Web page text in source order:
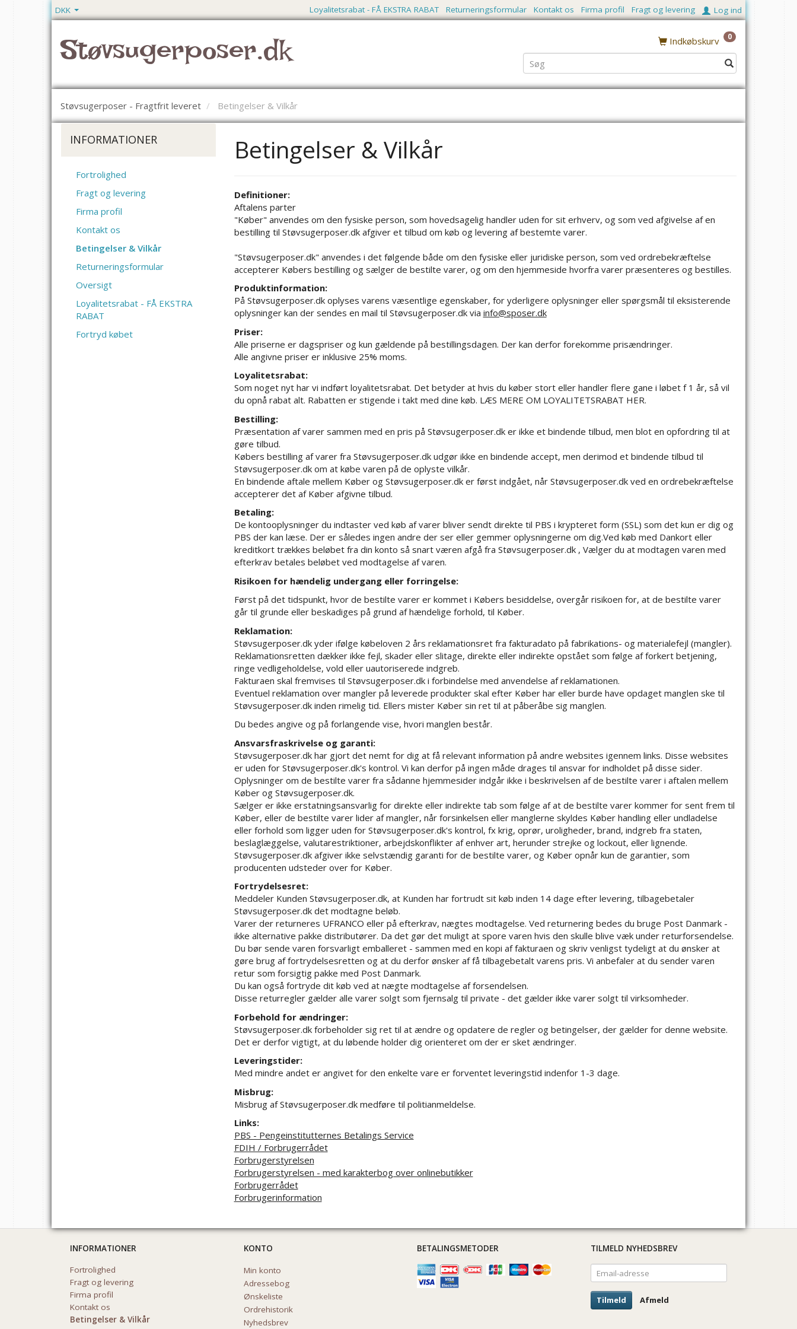
DKK Log ind
Fragt og levering
Firma profil
Kontakt os
Returneringsformular
Loyalitetsrabat - FÅ EKSTRA RABAT
Støvsugerposer.dk Indkøbskurv 0
Støvsugerposer - Fragtfrit leveret Betingelser & Vilkår
INFORMATIONER
Fortrolighed
Fragt og levering
Firma profil
Kontakt os
Betingelser & Vilkår
Returneringsformular
Oversigt
Loyalitetsrabat - FÅ EKSTRA
RABAT
Fortryd købet
Betingelser & Vilkår
Definitioner:
Aftalens parter
"Køber" anvendes om den fysiske person, som hovedsagelig handler uden for sit erhverv, og som ved afgivelse af en
bestilling til Støvsugerposer.dk afgiver et tilbud om køb og levering af bestemte varer.
"Støvsugerposer.dk" anvendes i det følgende både om den fysiske eller juridiske person, som ved ordrebekræftelse
accepterer Købers bestilling og sælger de bestilte varer, og om den hjemmeside hvorfra varer præsenteres og bestilles.
Produktinformation:
På Støvsugerposer.dk oplyses varens væsentlige egenskaber, for yderligere oplysninger eller spørgsmål til eksisterende
oplysninger kan der sendes en mail til Støvsugerposer.dk via info@sposer.dk
Priser:
Alle priserne er dagspriser og kun gældende på bestillingsdagen. Der kan derfor forekomme prisændringer.
Alle angivne priser er inklusive 25% moms.
Loyalitetsrabat:
Som noget nyt har vi indført loyalitetsrabat. Det betyder at hvis du køber stort eller handler flere gane i løbet f 1 år, så vil
du opnå rabat alt. Rabatten er stigende i takt med dine køb. LÆS MERE OM LOYALITETSRABAT HER.
Bestilling:
Præsentation af varer sammen med en pris på Støvsugerposer.dk er ikke et bindende tilbud, men blot en opfordring til at
gøre tilbud.
Købers bestilling af varer fra Støvsugerposer.dk udgør ikke en bindende accept, men derimod et bindende tilbud til
Støvsugerposer.dk om at købe varen på de oplyste vilkår.
En bindende aftale mellem Køber og Støvsugerposer.dk er først indgået, når Støvsugerposer.dk ved en ordrebekræftelse
accepterer det af Køber afgivne tilbud.
Betaling:
De kontooplysninger du indtaster ved køb af varer bliver sendt direkte til PBS i krypteret form (SSL) som det kun er dig og
PBS der kan læse. Der er således ingen andre der ser eller gemmer oplysningerne om dig.Ved køb med Dankort eller
kreditkort trækkes beløbet fra din konto så snart væren afgå fra Støvsugerposer.dk , Vælger du at modtagen varen med
efterkrav betales beløbet ved modtagelse af varen.
Risikoen for hændelig undergang eller forringelse:
Først på det tidspunkt, hvor de bestilte varer er kommet i Købers besiddelse, overgår risikoen for, at de bestilte varer
går til grunde eller beskadiges på grund af hændelige forhold, til Køber.
Reklamation:
Støvsugerposer.dk yder ifølge købeloven 2 års reklamationsret fra fakturadato på fabrikations- og materialefejl (mangler).
Reklamationsretten dækker ikke fejl, skader eller slitage, direkte eller indirekte opstået som følge af forkert betjening,
ringe vedligeholdelse, vold eller uautoriserede indgreb.
Fakturaen skal fremvises til Støvsugerposer.dk i forbindelse med anvendelse af reklamationen.
Eventuel reklamation over mangler på leverede produkter skal efter Køber har eller burde have opdaget manglen ske til
Støvsugerposer.dk inden rimelig tid. Ellers mister Køber sin ret til at påberåbe sig manglen.
Du bedes angive og på forlangende vise, hvori manglen består.
Ansvarsfraskrivelse og garanti:
Støvsugerposer.dk har gjort det nemt for dig at få relevant information på andre websites igennem links. Disse websites
er uden for Støvsugerposer.dk's kontrol. Vi kan derfor på ingen måde drages til ansvar for indholdet på disse sider.
Oplysninger om de bestilte varer fra sådanne hjemmesider indgår ikke i beskrivelsen af de bestilte varer i aftalen mellem
Køber og Støvsugerposer.dk.
Sælger er ikke erstatningsansvarlig for direkte eller indirekte tab som følge af at de bestilte varer kommer for sent frem til
Køber, eller de bestilte varer lider af mangler, når forsinkelsen eller manglerne skyldes Køber handling eller undladelse
eller forhold som ligger uden for Støvsugerposer.dk's kontrol, fx krig, oprør, uroligheder, brand, indgreb fra staten,
beslaglæggelse, valutarestriktioner, arbejdskonflikter af enhver art, herunder strejke og lockout, eller lignende.
Støvsugerposer.dk afgiver ikke selvstændig garanti for de bestilte varer, og Køber opnår kun de garantier, som
producenten udsteder over for Køber.
Fortrydelsesret:
Meddeler Kunden Støvsugerposer.dk, at Kunden har fortrudt sit køb inden 14 dage efter levering, tilbagebetaler
Støvsugerposer.dk det modtagne beløb.
Varer der returneres UFRANCO eller på efterkrav, nægtes modtagelse. Ved returnering bedes du bruge Post Danmark -
ikke alternative pakke distributører. Da det gør det muligt at spore varen hvis den skulle blive væk under returforsendelse.
Du bør sende varen forsvarligt emballeret - sammen med en kopi af fakturaen og skriv venligst tydeligt at du ønsker at
gøre brug af fortrydelsesretten og at du derfor ønsker af få tilbagebetalt varens pris. Vi anbefaler at du sender varen
retur som forsigtig pakke med Post Danmark.
Du kan også fortryde dit køb ved at nægte modtagelse af forsendelsen.
Disse returregler gælder alle varer solgt som fjernsalg til private - det gælder ikke varer solgt til virksomheder.
Forbehold for ændringer:
Støvsugerposer.dk forbeholder sig ret til at ændre og opdatere de regler og betingelser, der gælder for denne website.
Det er derfor vigtigt, at du løbende holder dig orienteret om der er sket ændringer.
Leveringstider:
Med mindre andet er angivet for den enkelte vare er forventet leveringstid indenfor 1-3 dage.
Misbrug:
Misbrug af Støvsugerposer.dk medføre til politianmeldelse.
Links:
PBS - Pengeinstitutternes Betalings Service
FDIH / Forbrugerrådet
Forbrugerstyrelsen
Forbrugerstyrelsen - med karakterbog over onlinebutikker
Forbrugerrådet
Forbrugerinformation
INFORMATIONER
Fortrolighed
Fragt og levering
Firma profil
Kontakt os
Betingelser & Vilkår
KONTO
Min konto
Adressebog
Ønskeliste
Ordrehistorik
Nyhedsbrev
BETALINGSMETODER
TILMELD NYHEDSBREV
Email-
adresse
Tilmeld
Afmeld